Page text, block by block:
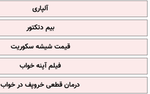
آلپاری
بیم دتکتور
قیمت شیشه سکوریت
فیلم آپنه خواب
درمان قطعی خروپف در خواب